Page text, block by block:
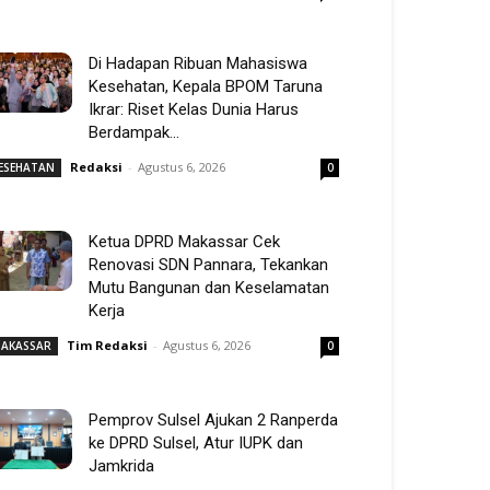
Di Hadapan Ribuan Mahasiswa
Kesehatan, Kepala BPOM Taruna
Ikrar: Riset Kelas Dunia Harus
Berdampak...
Redaksi - Agustus 6, 2026 0
Ketua DPRD Makassar Cek
Renovasi SDN Pannara, Tekankan
Mutu Bangunan dan Keselamatan
Kerja
Tim Redaksi - Agustus 6, 2026 0
Pemprov Sulsel Ajukan 2 Ranperda
ke DPRD Sulsel, Atur IUPK dan
Jamkrida